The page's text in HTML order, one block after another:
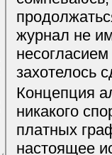
журнал не
захотелось
Концепция
никакого
платных
настоящее